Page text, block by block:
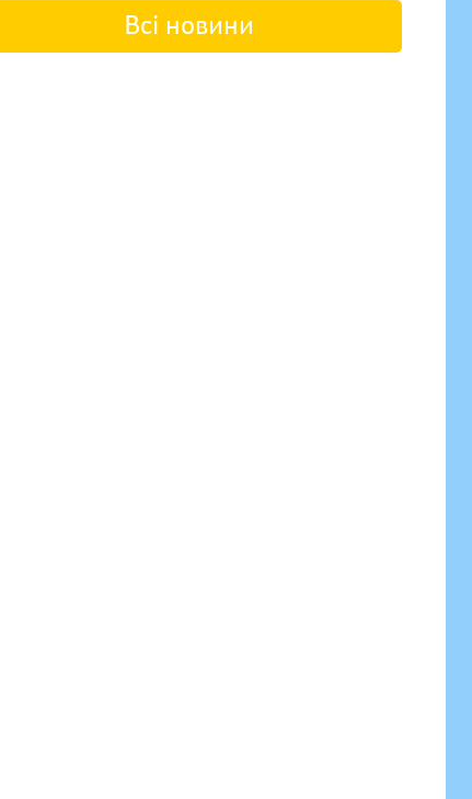
Всі новини